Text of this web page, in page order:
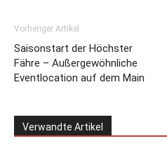
Vorheriger Artikel
Saisonstart der Höchster
Fähre – Außergewöhnliche
Eventlocation auf dem Main
Verwandte Artikel